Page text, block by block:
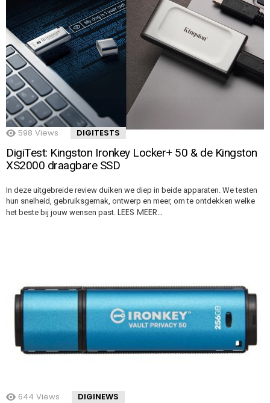
598 Views DIGITESTS
DigiTest: Kingston Ironkey Locker+ 50 & de Kingston
XS2000 draagbare SSD
In deze uitgebreide review duiken we diep in beide apparaten. We testen
hun snelheid, gebruiksgemak, ontwerp en meer, om te ontdekken welke
het beste bij jouw wensen past. LEES MEER…
644 Views DIGINEWS